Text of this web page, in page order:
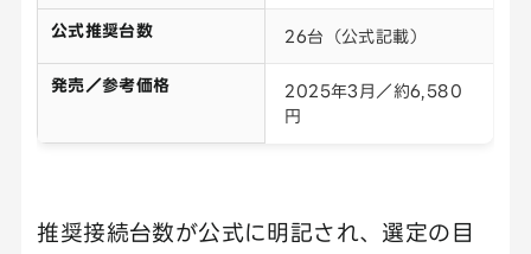
公式推奨台数 26台（公式記載）
発売／参考価格
2025年3月／約6,580
円
推奨接続台数が公式に明記され、選定の目